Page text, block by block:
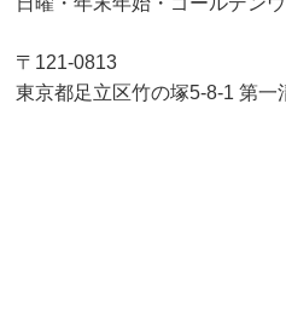
〒121-0813
東京都足立区竹の塚5-8-1 第一